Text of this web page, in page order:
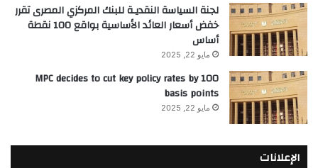
لجنة السياسة النقديـة للبنك المركزي المصرى تقرر
خفض أسعار العائد الأساسية بواقع 100 نقطة
أساس
مايو 22, 2025
MPC decides to cut key policy rates by 100
basis points
مايو 22, 2025
الإعلانات